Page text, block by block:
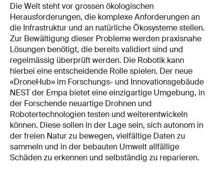
Die Welt steht vor grossen ökologischen
Herausforderungen, die komplexe Anforderungen an
die Infrastruktur und an natürliche Ökosysteme stellen.
Zur Bewältigung dieser Probleme werden praxisnahe
Lösungen benötigt, die bereits validiert sind und
regelmässig überprüft werden. Die Robotik kann
hierbei eine entscheidende Rolle spielen. Der neue
«DroneHub» im Forschungs- und Innovationsgebäude
NEST der Empa bietet eine einzigartige Umgebung, in
der Forschende neuartige Drohnen und
Robotertechnologien testen und weiterentwickeln
können. Diese sollen in der Lage sein, sich autonom in
der freien Natur zu bewegen, vielfältige Daten zu
sammeln und in der bebauten Umwelt allfällige
Schäden zu erkennen und selbständig zu reparieren.